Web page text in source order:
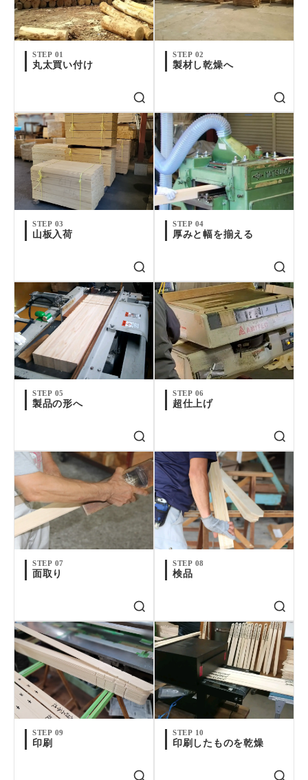
卒塔婆250mm×50mm×4mm(50本入）定期便
STEP 01
丸太買い付け
STEP 02
製材し乾燥へ
STEP 03
山板入荷
STEP 04
厚みと幅を揃える
STEP 05
製品の形へ
STEP 06
超仕上げ
STEP 07
面取り
STEP 08
検品
STEP 09
印刷
STEP 10
印刷したものを乾燥